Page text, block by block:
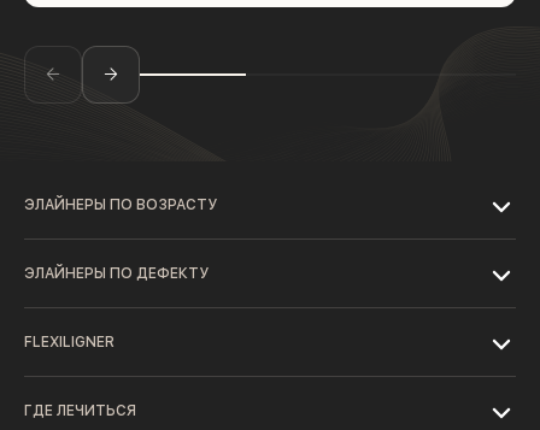
ЭЛАЙНЕРЫ ПО ВОЗРАСТУ
ЭЛАЙНЕРЫ ПО ДЕФЕКТУ
FLEXILIGNER
ГДЕ ЛЕЧИТЬСЯ